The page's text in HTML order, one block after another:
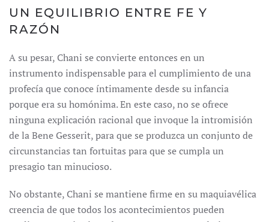
UN EQUILIBRIO ENTRE FE Y
RAZÓN
A su pesar, Chani se convierte entonces en un
instrumento indispensable para el cumplimiento de una
profecía que conoce íntimamente desde su infancia
porque era su homónima. En este caso, no se ofrece
ninguna explicación racional que invoque la intromisión
de la Bene Gesserit, para que se produzca un conjunto de
circunstancias tan fortuitas para que se cumpla un
presagio tan minucioso.
No obstante, Chani se mantiene firme en su maquiavélica
creencia de que todos los acontecimientos pueden